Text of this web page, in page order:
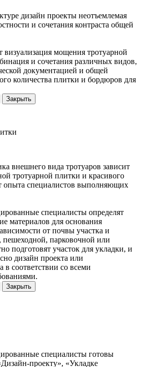
дизайн проекты неотъемлемая
и сочетания контраста общей
визуализация мощения тротуарной
и сочетания различных видов,
документацией и общей
количества плитки и бордюров для
Закрыть
внешнего вида тротуаров зависит
тротуарной плитки и красивого
опыта специалистов выполняющих
специалисты определят
материалов для основания
от почвы участка и
парковочной или
подготовят участок для укладки, и
дизайн проекта или
в соответствии со всеми
Закрыть
специалисты готовы
проекту», «Укладке